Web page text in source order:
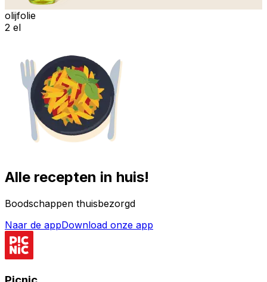
olijfolie
2 el
Alle recepten in huis!
Boodschappen thuisbezorgd
Naar de appDownload onze app